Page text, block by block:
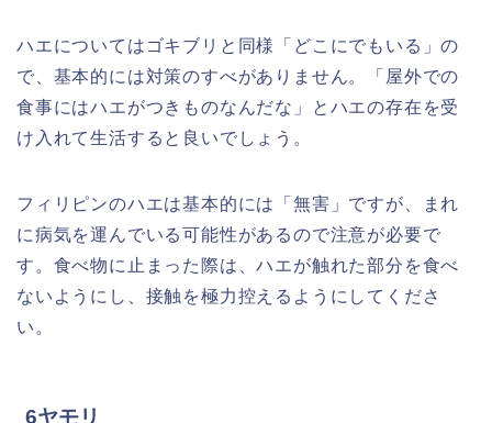
ハエについてはゴキブリと同様「どこにでもいる」の
で、基本的には対策のすべがありません。「屋外での
食事にはハエがつきものなんだな」とハエの存在を受
け入れて生活すると良いでしょう。
フィリピンのハエは基本的には「無害」ですが、まれ
に病気を運んでいる可能性があるので注意が必要で
す。食べ物に止まった際は、ハエが触れた部分を食べ
ないようにし、接触を極力控えるようにしてくださ
い。
6ヤモリ